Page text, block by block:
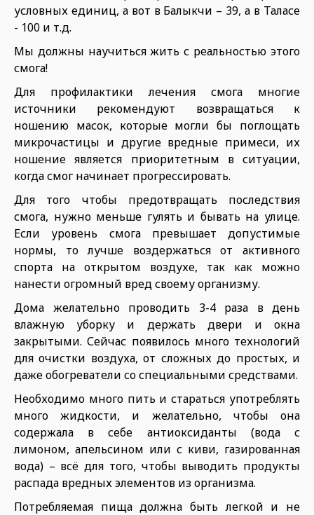
условных единиц, а вот в Балыкчи – 39, а в Таласе
- 100 и т.д.
Мы должны научиться жить с реальностью этого
смога!
Для профилактики лечения смога многие
источники рекомендуют возвращаться к
ношению масок, которые могли бы поглощать
микрочастицы и другие вредные примеси, их
ношение является приоритетным в ситуации,
когда смог начинает прогрессировать.
Для того чтобы предотвращать последствия
смога, нужно меньше гулять и бывать на улице.
Если уровень смога превышает допустимые
нормы, то лучше воздержаться от активного
спорта на открытом воздухе, так как можно
нанести огромный вред своему организму.
Дома желательно проводить 3-4 раза в день
влажную уборку и держать двери и окна
закрытыми. Сейчас появилось много технологий
для очистки воздуха, от сложных до простых, и
даже обогреватели со специальными средствами.
Необходимо много пить и стараться употреблять
много жидкости, и желательно, чтобы она
содержала в себе антиоксиданты (вода с
лимоном, апельсином или с киви, газированная
вода) – всё для того, чтобы выводить продукты
распада вредных элементов из организма.
Потребляемая пища должна быть легкой и не